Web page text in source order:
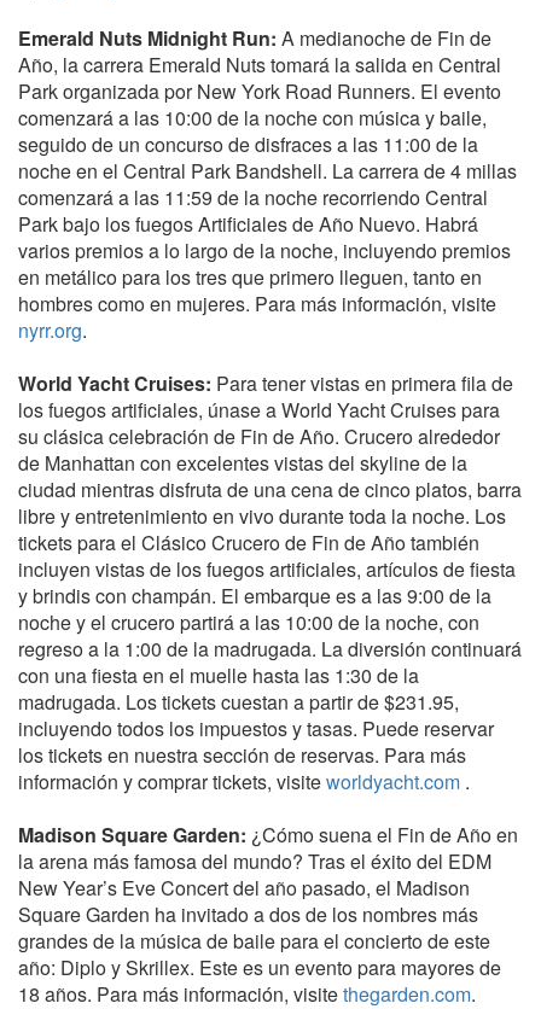
Emerald Nuts Midnight Run: A medianoche de Fin de
Año, la carrera Emerald Nuts tomará la salida en Central
Park organizada por New York Road Runners. El evento
comenzará a las 10:00 de la noche con música y baile,
seguido de un concurso de disfraces a las 11:00 de la
noche en el Central Park Bandshell. La carrera de 4 millas
comenzará a las 11:59 de la noche recorriendo Central
Park bajo los fuegos Artificiales de Año Nuevo. Habrá
varios premios a lo largo de la noche, incluyendo premios
en metálico para los tres que primero lleguen, tanto en
hombres como en mujeres. Para más información, visite
nyrr.org.
World Yacht Cruises: Para tener vistas en primera fila de
los fuegos artificiales, únase a World Yacht Cruises para
su clásica celebración de Fin de Año. Crucero alrededor
de Manhattan con excelentes vistas del skyline de la
ciudad mientras disfruta de una cena de cinco platos, barra
libre y entretenimiento en vivo durante toda la noche. Los
tickets para el Clásico Crucero de Fin de Año también
incluyen vistas de los fuegos artificiales, artículos de fiesta
y brindis con champán. El embarque es a las 9:00 de la
noche y el crucero partirá a las 10:00 de la noche, con
regreso a la 1:00 de la madrugada. La diversión continuará
con una fiesta en el muelle hasta las 1:30 de la
madrugada. Los tickets cuestan a partir de $231.95,
incluyendo todos los impuestos y tasas. Puede reservar
los tickets en nuestra sección de reservas. Para más
información y comprar tickets, visiteworldyacht.com .
Madison Square Garden: ¿Cómo suena el Fin de Año en
la arena más famosa del mundo? Tras el éxito del EDM
New Year’s Eve Concert del año pasado, el Madison
Square Garden ha invitado a dos de los nombres más
grandes de la música de baile para el concierto de este
año: Diplo y Skrillex. Este es un evento para mayores de
18 años. Para más información, visitethegarden.com.